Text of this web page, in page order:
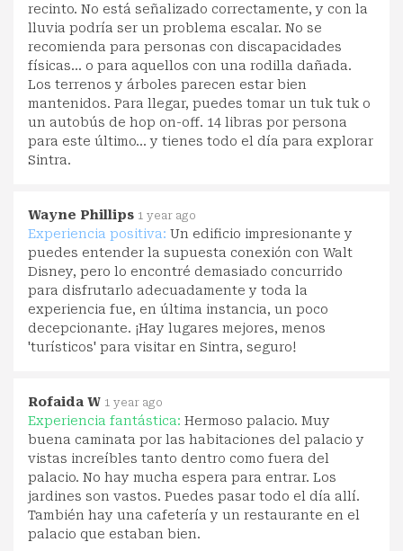
recinto. No está señalizado correctamente, y con la
lluvia podría ser un problema escalar. No se
recomienda para personas con discapacidades
físicas... o para aquellos con una rodilla dañada.
Los terrenos y árboles parecen estar bien
mantenidos. Para llegar, puedes tomar un tuk tuk o
un autobús de hop on-off. 14 libras por persona
para este último... y tienes todo el día para explorar
Sintra.
Wayne Phillips 1 year ago
Experiencia positiva: Un edificio impresionante y
puedes entender la supuesta conexión con Walt
Disney, pero lo encontré demasiado concurrido
para disfrutarlo adecuadamente y toda la
experiencia fue, en última instancia, un poco
decepcionante. ¡Hay lugares mejores, menos
'turísticos' para visitar en Sintra, seguro!
Rofaida W 1 year ago
Experiencia fantástica: Hermoso palacio. Muy
buena caminata por las habitaciones del palacio y
vistas increíbles tanto dentro como fuera del
palacio. No hay mucha espera para entrar. Los
jardines son vastos. Puedes pasar todo el día allí.
También hay una cafetería y un restaurante en el
palacio que estaban bien.